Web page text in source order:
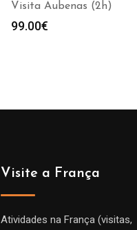
Visita Aubenas (2h)
99.00€
Visite a França
Atividades na França (visitas,